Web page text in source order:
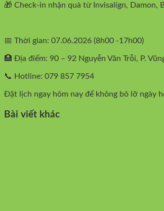
🎁 Check-in nhận quà từ Invisalign, Damon,
📅 Thời gian: 07.06.2026 (8h00 -17h00)
🏥 Địa điểm: 90 – 92 Nguyễn Văn Trỗi, P.
📞 Hotline: 079 857 7954
Đặt lịch ngay hôm nay để không bỏ lỡ ngày
Bài viết khác